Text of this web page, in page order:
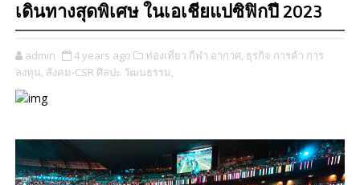
เดินทางสุดพิเศษ ในเอเชียแปซิฟิกปี 2023
admin 4 years ago ท่องเที่ยว กีฬา อากาศ, ธุรกิจ การค้า การ
ลงทุน, สังคม-CSR ศิลปะ วัฒนธรรม,